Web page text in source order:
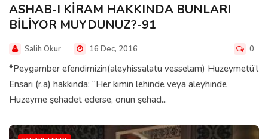
ASHAB-I KİRAM HAKKINDA BUNLARI
BİLİYOR MUYDUNUZ?-91
Salih Okur 16 Dec, 2016 0
*Peygamber efendimizin(aleyhissalatu vesselam) Huzeymetü’l
Ensari (r.a) hakkında; “Her kimin lehinde veya aleyhinde
Huzeyme şehadet ederse, onun şehad...